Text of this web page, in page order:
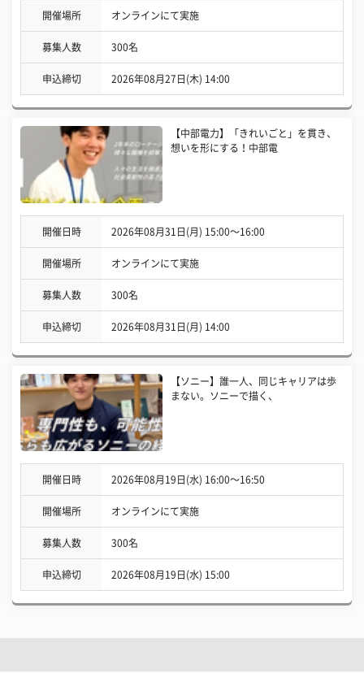
開催場所 オンラインにて実施
募集人数 300名
申込締切 2026年08月27日(木) 14:00
【中部電力】「きれいごと」を貫き、
想いを形にする！中部電
開催日時 2026年08月31日(月) 15:00〜16:00
開催場所 オンラインにて実施
募集人数 300名
申込締切 2026年08月31日(月) 14:00
【ソニー】誰一人、同じキャリアは歩
まない。ソニーで描く、
開催日時 2026年08月19日(水) 16:00〜16:50
開催場所 オンラインにて実施
募集人数 300名
申込締切 2026年08月19日(水) 15:00